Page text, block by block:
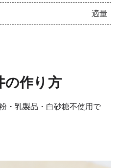
適量
の作り方
・乳製品・白砂糖不使用で